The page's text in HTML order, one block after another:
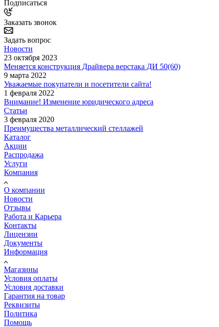
Подписаться
Заказать звонок
Задать вопрос
Новости
23 октября 2023
Меняется конструкция Драйвера верстака ДИ 50(60)
9 марта 2022
Уважаемые покупатели и посетители сайта!
1 февраля 2022
Внимание! Изменение юридического адреса
Статьи
3 февраля 2020
Преимущества металлический стеллажей
Каталог
Акции
Распродажа
Услуги
Компания
О компании
Новости
Отзывы
Работа и Карьера
Контакты
Лицензии
Документы
Информация
Магазины
Условия оплаты
Условия доставки
Гарантия на товар
Реквизиты
Политика
Помощь